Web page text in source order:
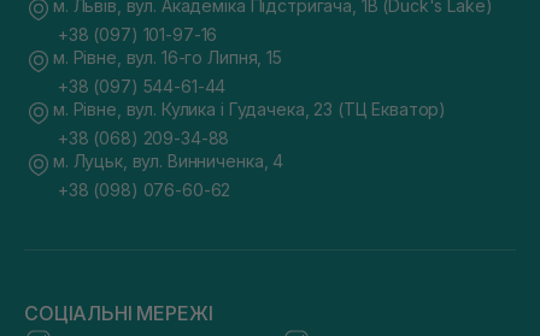
м. Львів, вул. Академіка Підстригача, 1В (Duck's Lake)
+38 (097) 101-97-16
м. Рівне, вул. 16-го Липня, 15
+38 (097) 544-61-44
м. Рівне, вул. Кулика і Гудачека, 23 (ТЦ Екватор)
+38 (068) 209-34-88
м. Луцьк, вул. Винниченка, 4
+38 (098) 076-60-62
СОЦІАЛЬНІ МЕРЕЖІ